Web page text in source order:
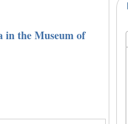
in the Museum of